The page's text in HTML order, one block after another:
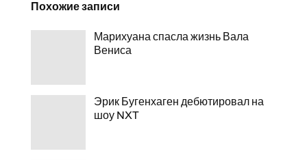
Похожие записи
Марихуана спасла жизнь Вала
Вениса
Эрик Бугенхаген дебютировал на
шоу NXT